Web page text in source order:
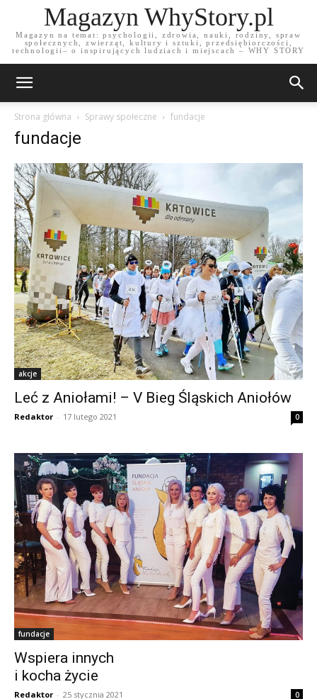
Magazyn WhyStory.pl
Magazyn na temat: psychologii, zdrowia, nauki, rodziny, spraw
społecznych, zwierząt, kultury i sztuki, przedsiębiorczości,
technologii– o inspirujących ludziach i miejscach – WHY STORY
Strona główna Sprawy społeczne fundacje
fundacje
akcje
Leć z Aniołami! – V Bieg Śląskich Aniołów
Redaktor - 17 lutego 2021 0
fundacje
Wspiera innych
i kocha życie
Redaktor - 25 stycznia 2021 0